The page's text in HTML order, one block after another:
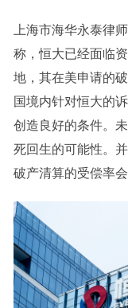
上海市海华永泰律
称，恒大已经面临
地，其在美申请的
国境内针对恒大的
创造良好的条件。
死回生的可能性。
破产清算的受偿率会